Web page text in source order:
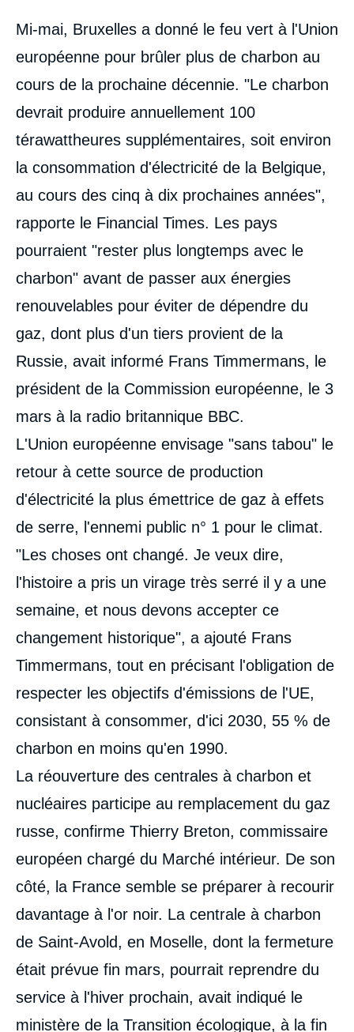
Mi-mai, Bruxelles a donné le feu vert à l'Union
européenne pour brûler plus de charbon au
cours de la prochaine décennie. "Le charbon
devrait produire annuellement 100
térawattheures supplémentaires, soit environ
la consommation d'électricité de la Belgique,
au cours des cinq à dix prochaines années",
rapporte le Financial Times. Les pays
pourraient "rester plus longtemps avec le
charbon" avant de passer aux énergies
renouvelables pour éviter de dépendre du
gaz, dont plus d'un tiers provient de la
Russie, avait informé Frans Timmermans, le
président de la Commission européenne, le 3
mars à la radio britannique BBC.
L'Union européenne envisage "sans tabou" le
retour à cette source de production
d'électricité la plus émettrice de gaz à effets
de serre, l'ennemi public n° 1 pour le climat.
"Les choses ont changé. Je veux dire,
l'histoire a pris un virage très serré il y a une
semaine, et nous devons accepter ce
changement historique", a ajouté Frans
Timmermans, tout en précisant l'obligation de
respecter les objectifs d'émissions de l'UE,
consistant à consommer, d'ici 2030, 55 % de
charbon en moins qu'en 1990.
La réouverture des centrales à charbon et
nucléaires participe au remplacement du gaz
russe, confirme Thierry Breton, commissaire
européen chargé du Marché intérieur. De son
côté, la France semble se préparer à recourir
davantage à l'or noir. La centrale à charbon
de Saint-Avold, en Moselle, dont la fermeture
était prévue fin mars, pourrait reprendre du
service à l'hiver prochain, avait indiqué le
ministère de la Transition écologique, à la fin